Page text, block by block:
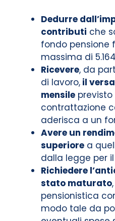
Dedurre
contributi che
fondo pensione
massima di
Ricevere, da
di lavoro, il
mensile
contrattazione
aderisca a un
Avere un
superiore a
dalla legge per il
Richiedere
stato maturato
pensionistica
modo tale da